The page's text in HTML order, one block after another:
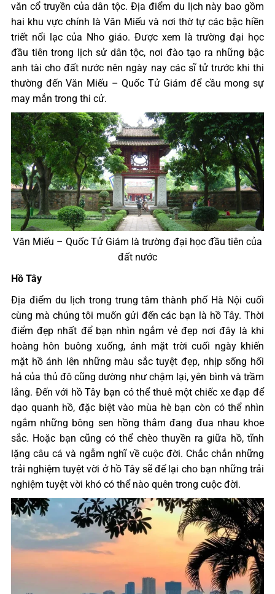
văn cổ truyền của dân tộc. Địa điểm du lịch này bao gồm
hai khu vực chính là Văn Miếu và nơi thờ tự các bậc hiền
triết nổi lạc của Nho giáo. Được xem là trường đại học
đầu tiên trong lịch sử dân tộc, nơi đào tạo ra những bậc
anh tài cho đất nước nên ngày nay các sĩ tử trước khi thi
thường đến Văn Miếu – Quốc Tử Giám để cầu mong sự
may mắn trong thi cử.
Văn Miếu – Quốc Tử Giám là trường đại học đầu tiên của
đất nước
Hồ Tây
Địa điểm du lịch trong trung tâm thành phố Hà Nội cuối
cùng mà chúng tôi muốn gửi đến các bạn là hồ Tây. Thời
điểm đẹp nhất để bạn nhìn ngắm vẻ đẹp nơi đây là khi
hoàng hôn buông xuống, ánh mặt trời cuối ngày khiến
mặt hồ ánh lên những màu sắc tuyệt đẹp, nhịp sống hối
hả của thủ đô cũng dường như chậm lại, yên bình và trầm
lắng. Đến với hồ Tây bạn có thể thuê một chiếc xe đạp để
dạo quanh hồ, đặc biệt vào mùa hè bạn còn có thể nhìn
ngắm những bông sen hồng thắm đang đua nhau khoe
sắc. Hoặc bạn cũng có thể chèo thuyền ra giữa hồ, tĩnh
lặng câu cá và ngẫm nghĩ về cuộc đời. Chắc chắn những
trải nghiệm tuyệt vời ở hồ Tây sẽ để lại cho bạn những trải
nghiệm tuyệt vời khó có thể nào quên trong cuộc đời.